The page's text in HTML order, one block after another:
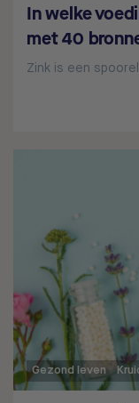
In welke
met 40
Zink is een
Gezond leven